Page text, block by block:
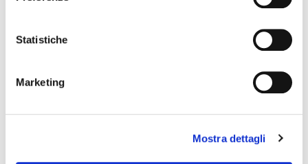
Statistiche
Marketing
Mostra dettagli
CARCOS 4400